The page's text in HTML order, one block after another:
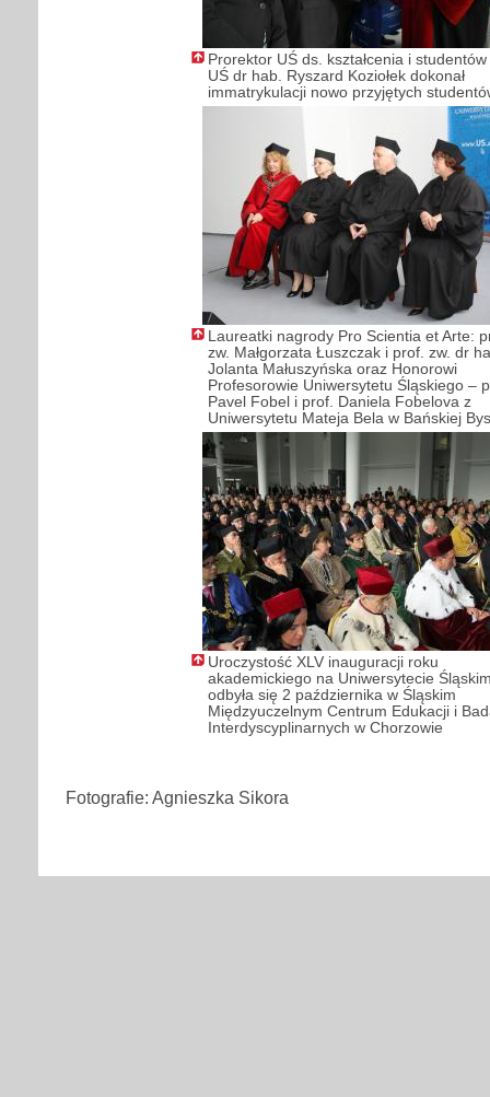
Prorektor UŚ ds. kształcenia i
UŚ dr hab. Ryszard Koziołek dokonał
immatrykulacji nowo przyjętych
Laureatki nagrody Pro Scientia et Arte:
zw. Małgorzata Łuszczak i prof. zw. dr
Jolanta Małuszyńska oraz Honorowi
Profesorowie Uniwersytetu Śląskiego –
Pavel Fobel i prof. Daniela Fobelova z
Uniwersytetu Mateja Bela w Bańskiej
Uroczystość XLV inauguracji roku
akademickiego na Uniwersytecie
odbyła się 2 października w Śląskim
Międzyuczelnym Centrum Edukacji i
Interdyscyplinarnych w Chorzowie
Fotografie: Agnieszka Sikora